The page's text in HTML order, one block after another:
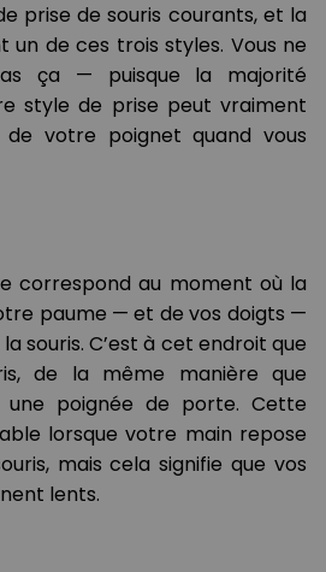
prise de souris courants, et la
un de ces trois styles. Vous ne
ça — puisque la majorité
style de prise peut vraiment
votre poignet quand vous
correspond au moment où la
paume — et de vos doigts —
souris. C’est à cet endroit que
de la même manière que
une poignée de porte. Cette
lorsque votre main repose
mais cela signifie que vos
lents.